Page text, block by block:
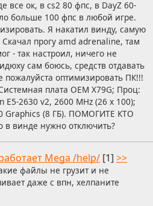
все ок, в cs2 80 фпс, в DayZ 60-
больше 100 фпс в любой игре.
Я накатил винду, самую
прогу amd adrenaline, там
- так настроил, ничего не
сам боюсь, средств отдавать
пожалуйста оптимизировать ПК!!!
плата OEM X79G; Проц:
2630 v2, 2600 MHz (26 x 100);
Graphics (8 ГБ). ПОМОГИТЕ КТО
винде нужно отключить?
Mega /help/ [1] >>
файлы не грузит и не
даже с впн, хелпаните